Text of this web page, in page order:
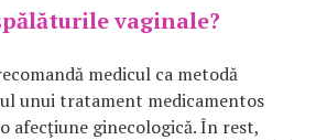
vaginale?
medicul ca metodă
unui tratament medicamentos
afecţiune ginecologică. În rest,